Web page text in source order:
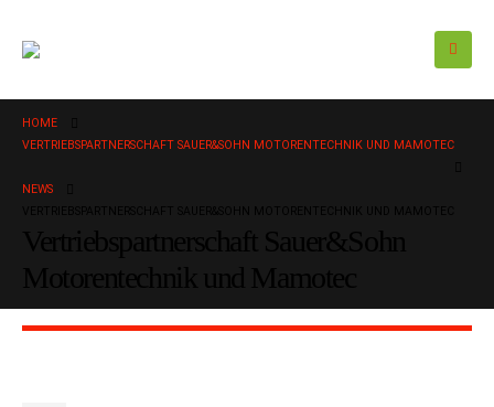
HOME
VERTRIEBSPARTNERSCHAFT SAUER&SOHN MOTORENTECHNIK UND MAMOTEC
NEWS